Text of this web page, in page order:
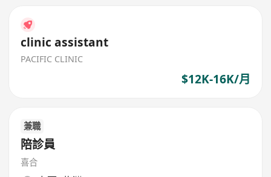
clinic assistant
PACIFIC CLINIC
$12K-16K/月
兼職
陪診員
喜合